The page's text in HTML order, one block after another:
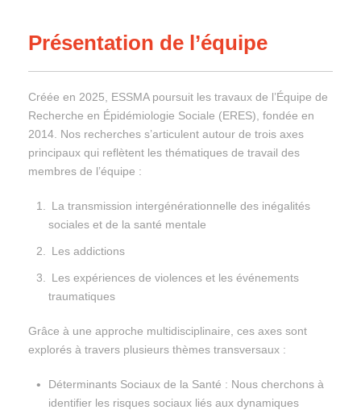
Présentation de l’équipe
Créée en 2025, ESSMA poursuit les travaux de l’Équipe de
Recherche en Épidémiologie Sociale (ERES), fondée en
2014. Nos recherches s’articulent autour de trois axes
principaux qui reflètent les thématiques de travail des
membres de l’équipe :
La transmission intergénérationnelle des inégalités
sociales et de la santé mentale
Les addictions
Les expériences de violences et les événements
traumatiques
Grâce à une approche multidisciplinaire, ces axes sont
explorés à travers plusieurs thèmes transversaux :
Déterminants Sociaux de la Santé : Nous cherchons à
identifier les risques sociaux liés aux dynamiques